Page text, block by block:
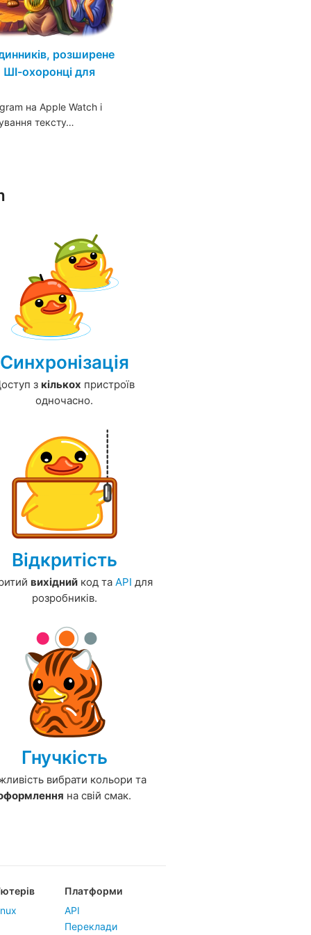
розширене
охоронці для
на Apple Watch і
тексту…
Синхронізація
з кількох пристроїв
одночасно.
Відкритість
вихіднийкод та API для
розробників.
Гнучкість
вибрати кольори та
на свій смак.
Платформи
API
Переклади